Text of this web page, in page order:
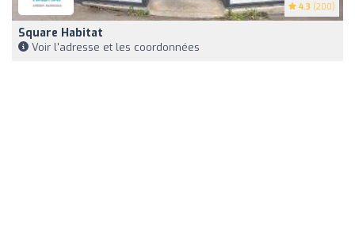
4.3 (200)
Square Habitat
Voir l'adresse et les coordonnées